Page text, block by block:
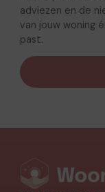
adviezen en de
van jouw woning
past.